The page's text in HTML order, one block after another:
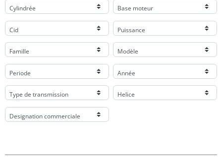
Cylindrée Base moteur
Cid Puissance
Famille Modèle
Periode Année
Type de transmission Helice
Designation commerciale